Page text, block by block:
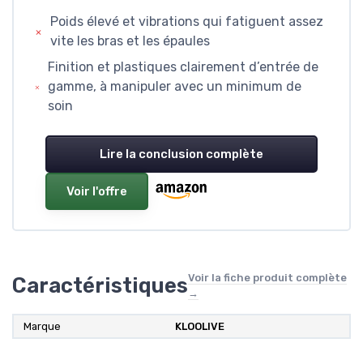
Poids élevé et vibrations qui fatiguent assez
vite les bras et les épaules
Finition et plastiques clairement d’entrée de
gamme, à manipuler avec un minimum de
soin
Lire la conclusion complète
Voir l'offre
CaractéristiquesVoir la fiche produit complète
→
Marque KLOOLIVE